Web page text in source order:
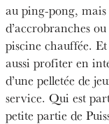
au ping-pong,
d’accrobranches
piscine chauffée. Et
aussi profiter en
d’une pelletée de
service. Qui est
petite partie de